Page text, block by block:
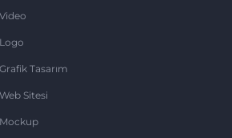
Video
Logo
Grafik Tasarım
Web Sitesi
Mockup